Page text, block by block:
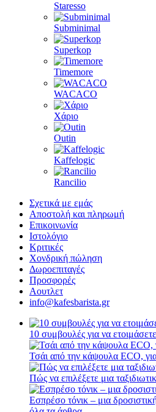
Staresso
Subminimal
Superkop
Timemore
WACACO
Χάριο
Outin
Kaffelogic
Rancilio
Σχετικά με εμάς
Αποστολή και πληρωμή
Επικοινωνία
Ιστολόγιο
Κριτικές
Χονδρική πώληση
Δωροεπιταγές
Προσφορές
Αουτλετ
info@kafesbarista.gr
10 συμβουλές για να
Τσάι από την κάψουλα ECO,
Πώς να επιλέξετε μια
Εσπρέσο τόνικ – μια